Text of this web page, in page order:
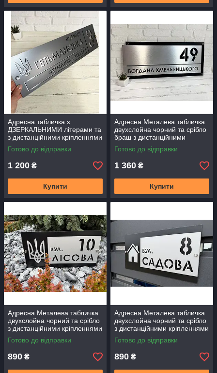
Адресна табличка з
ДЗЕРКАЛЬНИМИ літерами та
з дистанційними кріпленнями
50 х 14 см
Готово до відправки
1 200 ₴
Купити
Адресна Металева табличка
двухслойна чорний та срібло
браш з дистанційними
кріпленнями 50 х 21 см
Готово до відправки
1 360 ₴
Купити
Адресна Металева табличка
двухслойна чорний та срібло
з дистанційними кріпленнями
40 х 20 см
Готово до відправки
890 ₴
Адресна Металева табличка
двухслойна чорний та срібло
з дистанційними кріпленнями
40 х 20 см
Готово до відправки
890 ₴